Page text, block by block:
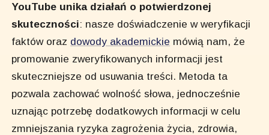
YouTube unika działań o potwierdzonej
skuteczności: nasze doświadczenie w weryfikacji
faktów oraz dowody akademickie mówią nam, że
promowanie zweryfikowanych informacji jest
skuteczniejsze od usuwania treści. Metoda ta
pozwala zachować wolność słowa, jednocześnie
uznając potrzebę dodatkowych informacji w celu
zmniejszania ryzyka zagrożenia życia, zdrowia,